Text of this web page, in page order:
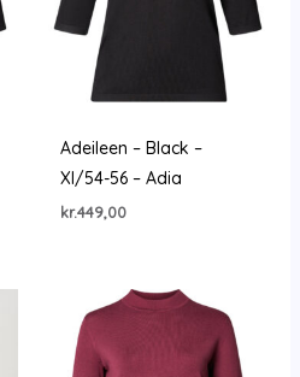
Adeileen – Black –
Xl/54-56 – Adia
kr.449,00